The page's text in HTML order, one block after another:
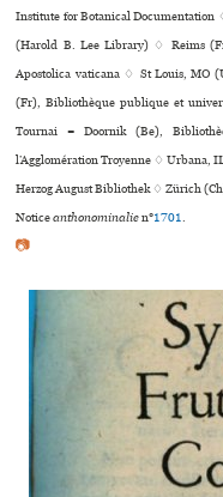
Institute for Botanical
(Harold B. Lee Library) ♢ Reims
Apostolica vaticana ♢ St Louis, MO
(Fr), Bibliothèque publi­que et
Tournai = Doornik (Be),
l’Agglomération Troyenne ♢
Herzog August Bibliothek ♢ Zürich
Noticeanthonominalien°1701.
📷